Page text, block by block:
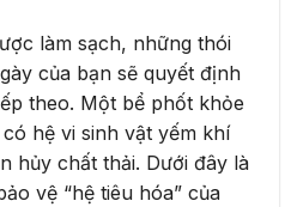
làm sạch, những thói
của bạn sẽ quyết định
theo. Một bể phốt khỏe
hệ vi sinh vật yếm khí
hủy chất thải. Dưới đây là
vệ “hệ tiêu hóa” của